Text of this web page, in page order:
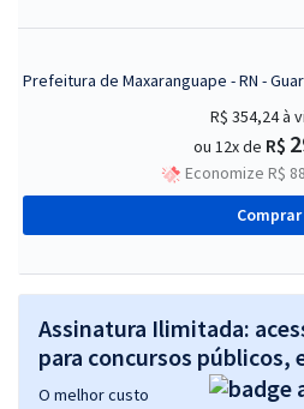
Prefeitura de Maxaranguape - RN -
R$ 354,24à
ou 12x de R$
Economize R$
Comprar
Assinatura Ilimitada:
para concursos públicos,
O melhor custo